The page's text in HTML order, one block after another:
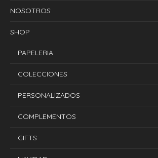
NOSOTROS
SHOP
PAPELERIA
COLECCIONES
PERSONALIZADOS
COMPLEMENTOS
GIFTS